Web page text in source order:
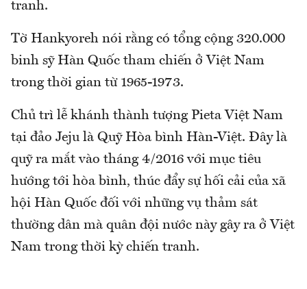
tranh.
Tờ Hankyoreh nói rằng có tổng cộng 320.000
binh sỹ Hàn Quốc tham chiến ở Việt Nam
trong thời gian từ 1965-1973.
Chủ trì lễ khánh thành tượng Pieta Việt Nam
tại đảo Jeju là Quỹ Hòa bình Hàn-Việt. Đây là
quỹ ra mắt vào tháng 4/2016 với mục tiêu
hướng tới hòa bình, thúc đẩy sự hối cải của xã
hội Hàn Quốc đối với những vụ thảm sát
thường dân mà quân đội nước này gây ra ở Việt
Nam trong thời kỳ chiến tranh.